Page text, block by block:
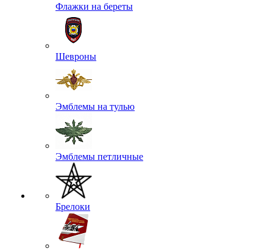
Флажки на береты
Шевроны
Эмблемы на тулью
Эмблемы петличные
Брелоки